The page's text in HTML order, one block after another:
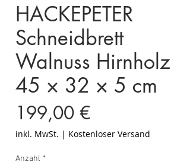
HACKEPETER
Schneidbrett
Walnuss Hirnholz
45 × 32 × 5 cm
199,00 €Preis
inkl. MwSt. | Kostenloser Versand
Anzahl *